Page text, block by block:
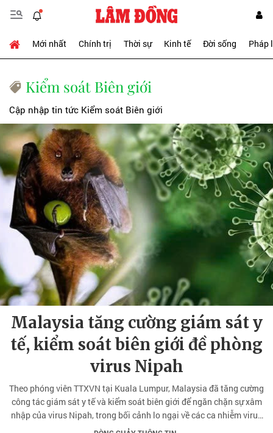
Mới nhất Chính trị Thời sự Kinh tế Đời sống Pháp
Kiểm soát Biên giới
Cập nhập tin tức Kiểm soát Biên giới
Malaysia tăng cường giám sát y
tế, kiểm soát biên giới đề phòng
virus Nipah
Theo phóng viên TTXVN tại Kuala Lumpur, Malaysia đã tăng cường
công tác giám sát y tế và kiểm soát biên giới để ngăn chặn sự xâm
nhập của virus Nipah, trong bối cảnh lo ngại về các ca nhiễm virus
Nipah ở Ấn Độ tái bùng phát.